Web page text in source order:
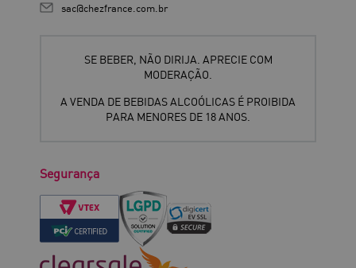
sac@chezfrance.com.br
SE BEBER, NÃO DIRIJA. APRECIE COM
MODERAÇÃO.
A VENDA DE BEBIDAS ALCOÓLICAS É PROIBIDA
PARA MENORES DE 18 ANOS.
Segurança